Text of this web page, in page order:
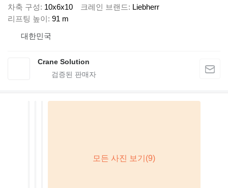
차축 구성
10x6x10 크레인 브랜드
Liebherr
리프팅 높이 91 m
대한민국
Crane Solution